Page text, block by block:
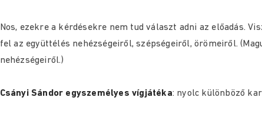
Nos, ezekre a kérdésekre nem tud választ adni az előadás.
fel az együttélés nehézségeiről, szépségeiről, örömeiről.
nehézségeiről.)
Csányi Sándor egyszemélyes vígjátéka: nyolc különböző